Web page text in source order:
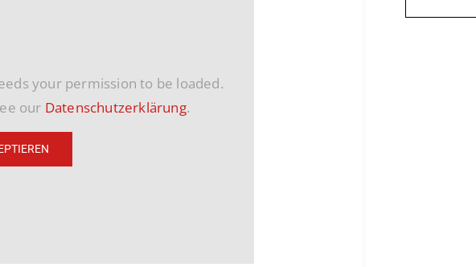
your permission to be loaded.
our Datenschutzerklärung.